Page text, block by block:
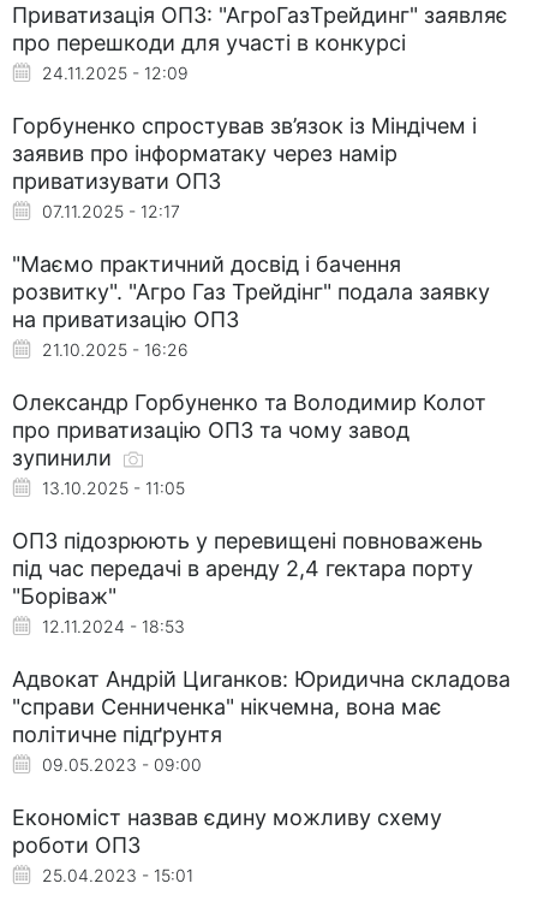
Приватизація ОПЗ: "АгроГазТрейдинг" заявляє
про перешкоди для участі в конкурсі
24.11.2025 - 12:09
Горбуненко спростував зв’язок із Міндічем і
заявив про інформатаку через намір
приватизувати ОПЗ
07.11.2025 - 12:17
"Маємо практичний досвід і бачення
розвитку". "Агро Газ Трейдінг" подала заявку
на приватизацію ОПЗ
21.10.2025 - 16:26
Олександр Горбуненко та Володимир Колот
про приватизацію ОПЗ та чому завод
зупинили
13.10.2025 - 11:05
ОПЗ підозрюють у перевищені повноважень
під час передачі в аренду 2,4 гектара порту
"Боріваж"
12.11.2024 - 18:53
Адвокат Андрій Циганков: Юридична складова
"справи Сенниченка" нікчемна, вона має
політичне підґрунтя
09.05.2023 - 09:00
Економіст назвав єдину можливу схему
роботи ОПЗ
25.04.2023 - 15:01